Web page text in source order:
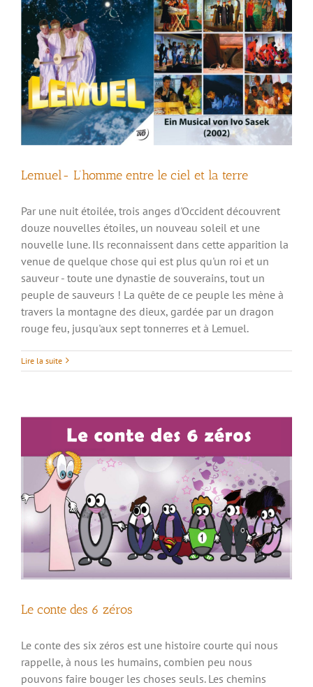
Lemuel- L’homme entre le ciel et la terre
Par une nuit étoilée, trois anges d'Occident découvrent
douze nouvelles étoiles, un nouveau soleil et une
nouvelle lune. Ils reconnaissent dans cette apparition la
venue de quelque chose qui est plus qu'un roi et un
sauveur - toute une dynastie de souverains, tout un
peuple de sauveurs ! La quête de ce peuple les mène à
travers la montagne des dieux, gardée par un dragon
rouge feu, jusqu'aux sept tonnerres et à Lemuel.
Lire la suite
Le conte des 6 zéros
Le conte des 6 zéros
Le conte des six zéros est une histoire courte qui nous
rappelle, à nous les humains, combien peu nous
pouvons faire bouger les choses seuls. Les chemins